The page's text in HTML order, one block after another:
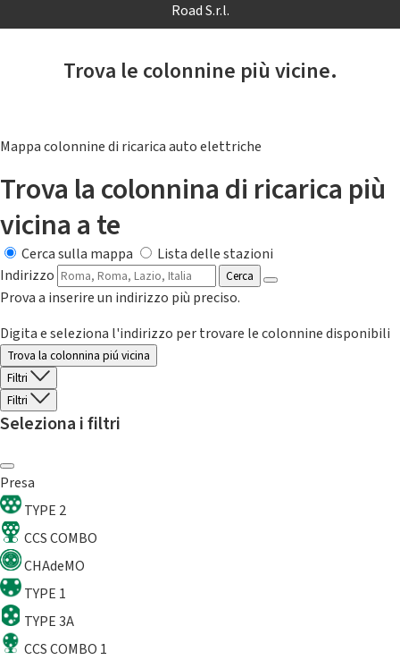
Road S.r.l.
Trova le colonnine più vicine.
Mappa colonnine di ricarica auto elettriche
Trova la colonnina di ricarica più
vicina a te
Cerca sulla mappa
Lista delle stazioni
Indirizzo
Cerca
Prova a inserire un indirizzo più preciso.
Digita e seleziona l'indirizzo per trovare le colonnine disponibili
Trova la colonnina piú vicina
Filtri
Filtri
Seleziona i filtri
Presa
TYPE 2
CCS COMBO
CHAdeMO
TYPE 1
TYPE 3A
CCS COMBO 1